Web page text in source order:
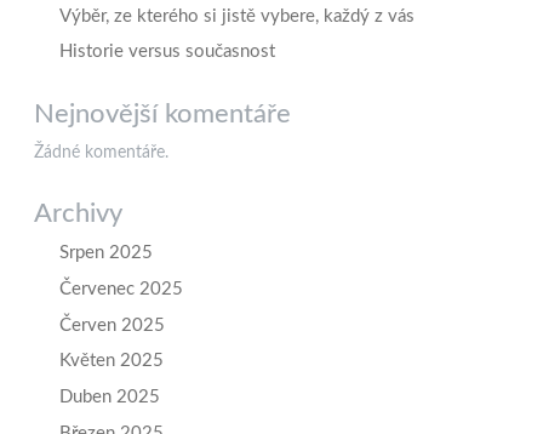
Výběr, ze kterého si jistě vybere, každý z vás
Historie versus současnost
Nejnovější komentáře
Žádné komentáře.
Archivy
Srpen 2025
Červenec 2025
Červen 2025
Květen 2025
Duben 2025